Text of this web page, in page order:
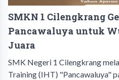
SMKN 1 Cilengkrang
Pancawaluya untuk
Juara
SMK Negeri 1 Cilengkrang
Training (IHT) "Pancawaluya"